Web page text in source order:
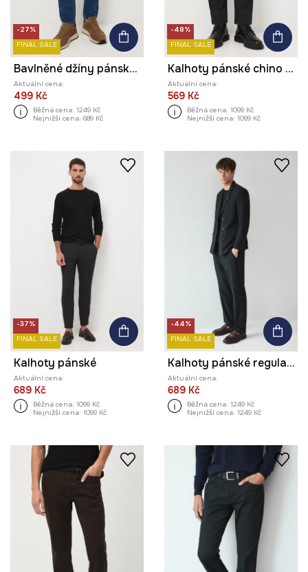
-27%
FINAL SALE
Bavlněné džíny pánské s elastanem, slim
Aktuální cena:
499 Kč
Běžná cena: 1249 Kč
Nejnižší cena: 689 Kč
-48%
FINAL SALE
Kalhoty pánské chino s jemným vzorem
Aktuální cena:
569 Kč
Běžná cena: 1099 Kč
Nejnižší cena: 1099 Kč
-37%
FINAL SALE
Kalhoty pánské
Aktuální cena:
689 Kč
Běžná cena: 1099 Kč
Nejnižší cena: 1099 Kč
-44%
FINAL SALE
Kalhoty pánské regular, s jemným vzorem
Aktuální cena:
689 Kč
Běžná cena: 1249 Kč
Nejnižší cena: 1249 Kč